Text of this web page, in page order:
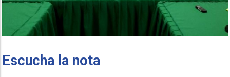
Escucha la nota